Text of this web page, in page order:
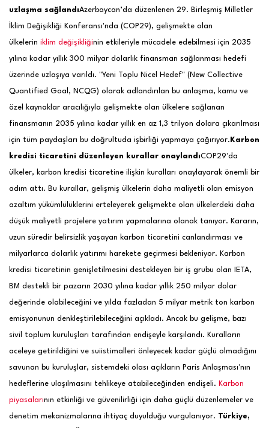
uzlaşma sağlandıAzerbaycan’da düzenlenen 29. Birleşmiş Milletler
İklim Değişikliği Konferansı'nda (COP29), gelişmekte olan
ülkelerin iklim değişikliğinin etkileriyle mücadele edebilmesi için 2035
yılına kadar yıllık 300 milyar dolarlık finansman sağlanması hedefi
üzerinde uzlaşıya varıldı. "Yeni Toplu Nicel Hedef" (New Collective
Quantified Goal, NCQG) olarak adlandırılan bu anlaşma, kamu ve
özel kaynaklar aracılığıyla gelişmekte olan ülkelere sağlanan
finansmanın 2035 yılına kadar yıllık en az 1,3 trilyon dolara çıkarılması
için tüm paydaşları bu doğrultuda işbirliği yapmaya çağırıyor. Karbon
kredisi ticaretini düzenleyen kurallar onaylandıCOP29'da
ülkeler, karbon kredisi ticaretine ilişkin kuralları onaylayarak önemli bir
adım attı. Bu kurallar, gelişmiş ülkelerin daha maliyetli olan emisyon
azaltım yükümlülüklerini erteleyerek gelişmekte olan ülkelerdeki daha
düşük maliyetli projelere yatırım yapmalarına olanak tanıyor. Kararın,
uzun süredir belirsizlik yaşayan karbon ticaretini canlandırması ve
milyarlarca dolarlık yatırımı harekete geçirmesi bekleniyor. Karbon
kredisi ticaretinin genişletilmesini destekleyen bir iş grubu olan IETA,
BM destekli bir pazarın 2030 yılına kadar yıllık 250 milyar dolar
değerinde olabileceğini ve yılda fazladan 5 milyar metrik ton karbon
emisyonunun denkleştirilebileceğini açıkladı. Ancak bu gelişme, bazı
sivil toplum kuruluşları tarafından endişeyle karşılandı. Kuralların
aceleye getirildiğini ve suiistimalleri önleyecek kadar güçlü olmadığını
savunan bu kuruluşlar, sistemdeki olası açıkların Paris Anlaşması'nın
hedeflerine ulaşılmasını tehlikeye atabileceğinden endişeli. Karbon
piyasalarının etkinliği ve güvenilirliği için daha güçlü düzenlemeler ve
denetim mekanizmalarına ihtiyaç duyulduğu vurgulanıyor. Türkiye,